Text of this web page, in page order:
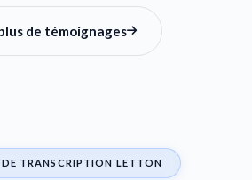
de témoignages
TRANSCRIPTION LETTON